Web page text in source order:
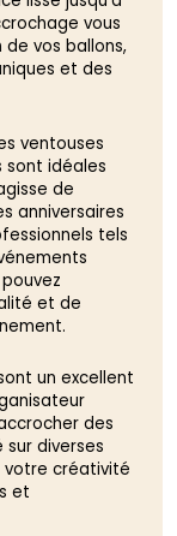
vous
vos ballons,
et des
ventouses
sont idéales
de
anniversaires
tels
et de
un excellent
des
diverses
votre créativité
et